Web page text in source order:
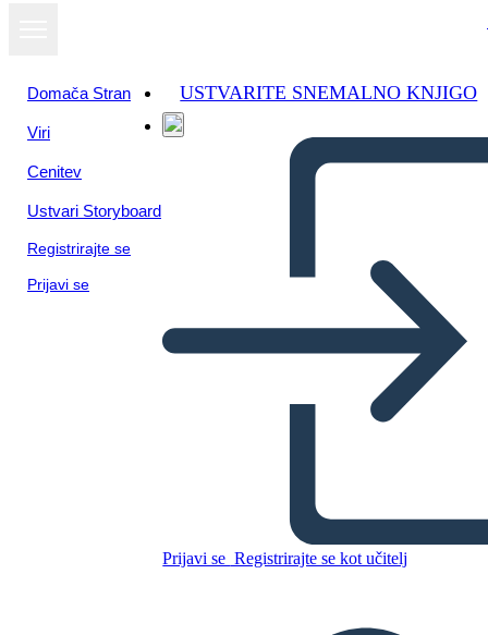
Domača Stran
Viri
Cenitev
Ustvari Storyboard
Registrirajte se
Prijavi se
USTVARITE SNEMALNO KNJIGO
Prijavi se Registrirajte se kot učitelj
Kopirajte to snemalno knjigo
Oglejte si kot
diaprojekcijo